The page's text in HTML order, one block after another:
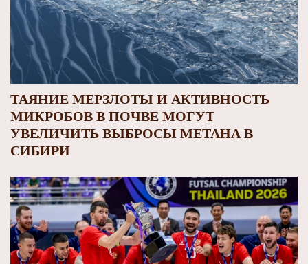
ТАЯНИЕ МЕРЗЛОТЫ И АКТИВНОСТЬ
МИКРОБОВ В ПОЧВЕ МОГУТ
УВЕЛИЧИТЬ ВЫБРОСЫ МЕТАНА В
СИБИРИ